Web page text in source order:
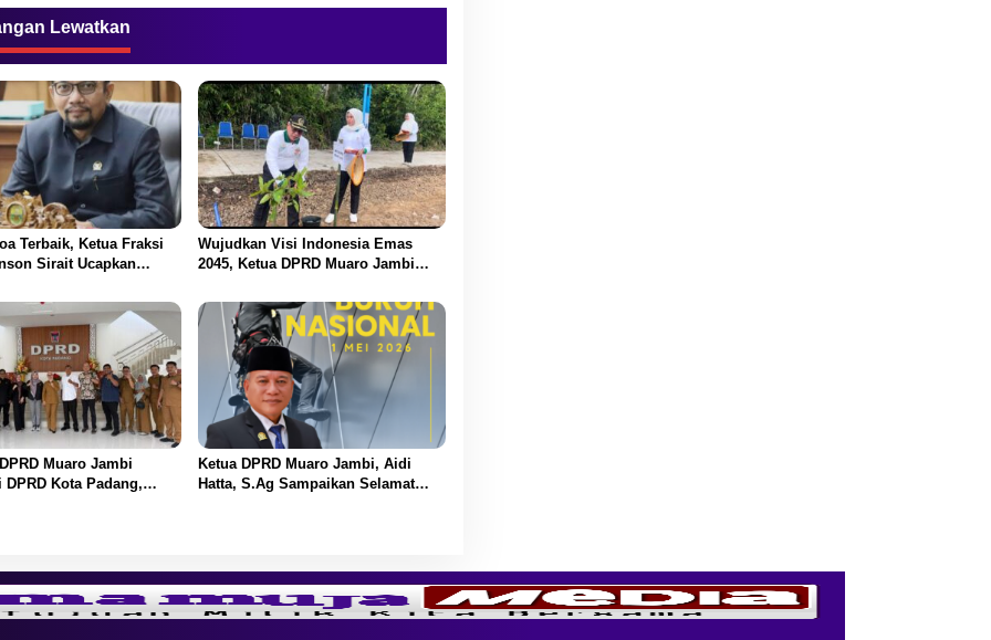
Lewatkan
Terbaik, Ketua Fraksi
Sirait Ucapkan
Wujudkan Visi Indonesia Emas
2045, Ketua DPRD Muaro Jambi
Penanaman Pohon Serentak
Muaro Jambi
DPRD Kota Padang,
Ketua DPRD Muaro Jambi, Aidi
Hatta, S.Ag Sampaikan Selamat